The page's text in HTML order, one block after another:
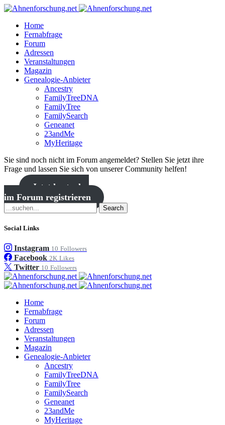
Home
Fernabfrage
Forum
Adressen
Veranstaltungen
Magazin
Genealogie-Anbieter
Ancestry
FamilyTreeDNA
FamilyTree
FamilySearch
Geneanet
23andMe
MyHeritage
Sie sind noch nicht im Forum angemeldet? Stellen Sie jetzt ihre
Frage und lassen Sie sich von unserer Community helfen!
Jetzt kostenlos
im Forum registrieren
Search
Social Links
Instagram 10 Followers
Facebook 2K Likes
Twitter 10 Followers
Home
Fernabfrage
Forum
Adressen
Veranstaltungen
Magazin
Genealogie-Anbieter
Ancestry
FamilyTreeDNA
FamilyTree
FamilySearch
Geneanet
23andMe
MyHeritage